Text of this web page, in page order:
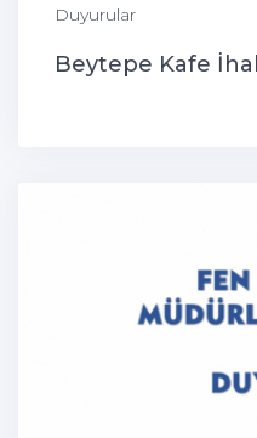
Duyurular
Beytepe Kafe